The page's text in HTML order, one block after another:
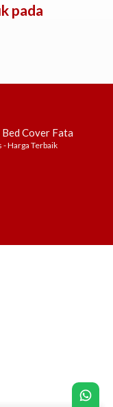
pada
Cover Fata
Harga Terbaik